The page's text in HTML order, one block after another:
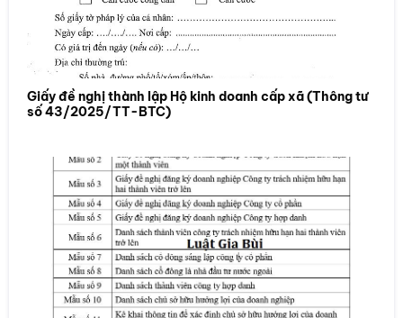
Giấy đề nghị thành lập Hộ kinh doanh cấp xã (Thông tư
số 43/2025/TT-BTC)